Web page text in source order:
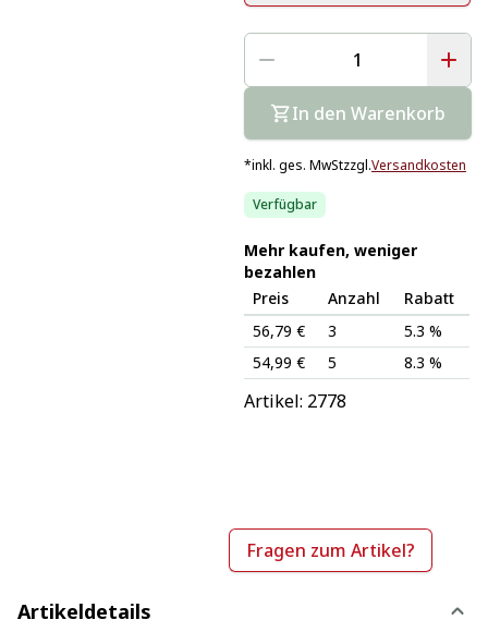
In den Warenkorb
*inkl. ges. MwStzzgl.Versandkosten
Verfügbar
Mehr kaufen, weniger
bezahlen
Preis
Anzahl
Rabatt
56,79 €
3
5.3 %
54,99 €
5 8.3 %
Artikel: 2778
Fragen zum Artikel?
Artikeldetails